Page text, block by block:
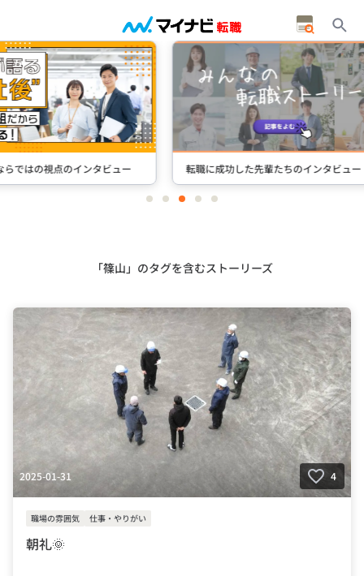
ビュー 転職に成功した先輩たちのインタビュー ＋
itemitemitemitemitem
「篠山」のタグを含むストーリーズ
2025-01-31 4
職場の雰囲気 仕事・やりがい
朝礼🌞